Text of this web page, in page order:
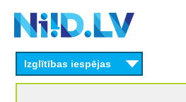
content
Izglītības iespējas